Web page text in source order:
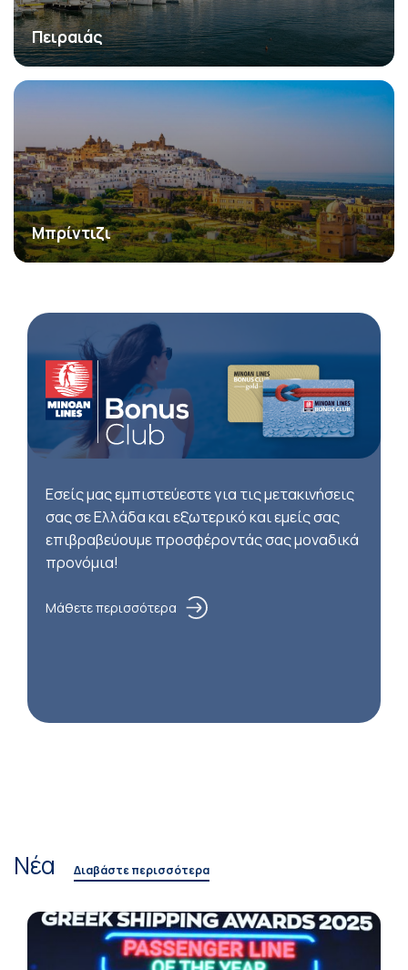
Πειραιάς
Μπρίντιζι
Εσείς μας εμπιστεύεστε για τις μετακινήσεις
σας σε Ελλάδα και εξωτερικό και εμείς σας
επιβραβεύουμε προσφέροντάς σας μοναδικά
προνόμια!
Μάθετε περισσότερα
Νέα Διαβάστε περισσότερα